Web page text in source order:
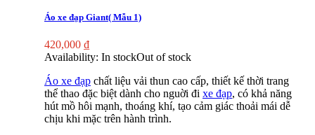
Áo xe đạp Giant( Mẫu 1)
420,000 ₫
Availability: In stockOut of stock
Áo xe đạp chất liệu vải thun cao cấp, thiết kế thời trang
thể thao đặc biệt dành cho nguời đi xe đạp, có khả năng
hút mồ hôi mạnh, thoáng khí, tạo cảm giác thoải mái dễ
chịu khi mặc trên hành trình.